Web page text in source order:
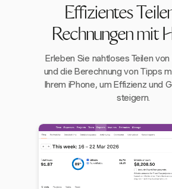
Effizientes
Rechnungen mit
Erleben Sie nahtloses Teilen
und die Berechnung von Tipps
Ihrem iPhone, um Effizienz und
steigern.